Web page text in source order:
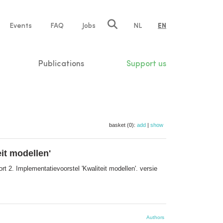
Events FAQ Jobs NL EN
Publications Support us
basket (0): add | show
modellen'
2. Implementatievoorstel 'Kwaliteit modellen'. versie
Authors